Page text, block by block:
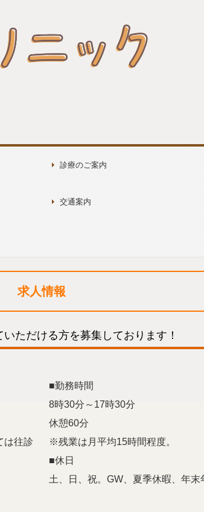
診療のご案内
交通案内
求人情報
ただける方を募集しております！
は往診
■勤務時間
8時30分～17時30分
休憩60分
※残業は月平均15時間程度。
■休日
土、日、祝。GW、夏季休暇、年末